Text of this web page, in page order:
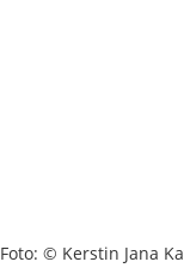
Foto: © Kerstin Jana